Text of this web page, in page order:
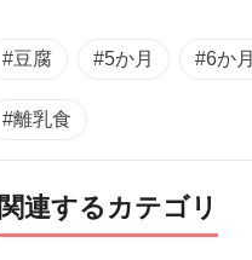
#豆腐 #5か月 #6か月
#離乳食
関連するカテゴリ